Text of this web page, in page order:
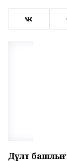
Дәүләт